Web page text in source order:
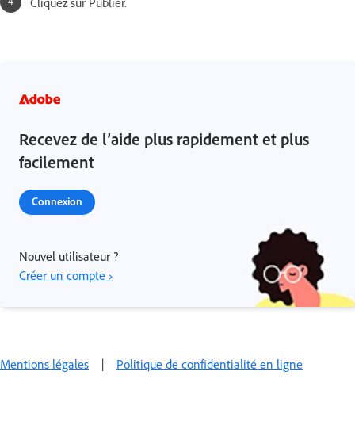
Recevez de l’aide plus rapidement et plus
facilement
Connexion
Nouvel utilisateur ?
Créer un compte ›
Mentions légales | Politique de confidentialité en ligne